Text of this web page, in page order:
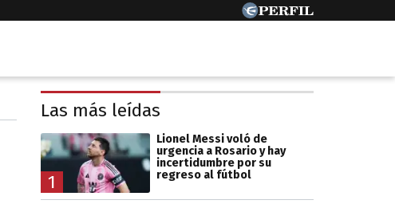
Las más leídas
1
Lionel Messi voló de
urgencia a Rosario y hay
incertidumbre por su
regreso al fútbol